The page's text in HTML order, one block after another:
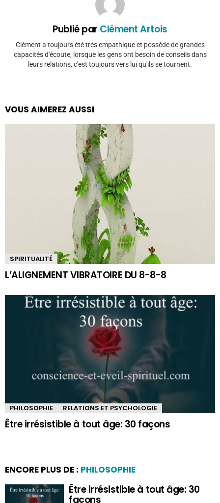
Publié par Clément Artois
Clément a toujours été très empathique et possède de grandes
capacités d'écoute, lorsque les gens ont besoin de conseils dans
leurs relations, c'est toujours vers lui qu'ils se tournent.
VOUS AIMEREZ AUSSI
SPIRITUALITÉ
L’ALIGNEMENT VIBRATOIRE DU 8-8-8
PHILOSOPHIE RELATIONS ET PSYCHOLOGIE
Être irrésistible à tout âge: 30 façons
ENCORE PLUS DE : PHILOSOPHIE
Être irrésistible à tout âge: 30
façons